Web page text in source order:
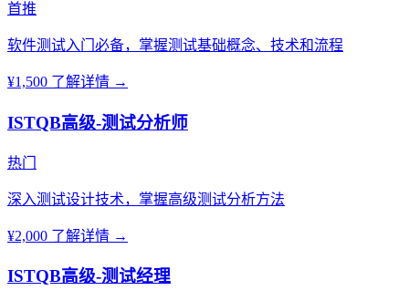
首推
软件测试入门必备，掌握测试基础概念、技术和流程
¥1,500 了解详情 →
ISTQB高级-测试分析师
热门
深入测试设计技术，掌握高级测试分析方法
¥2,000 了解详情 →
ISTQB高级-测试经理